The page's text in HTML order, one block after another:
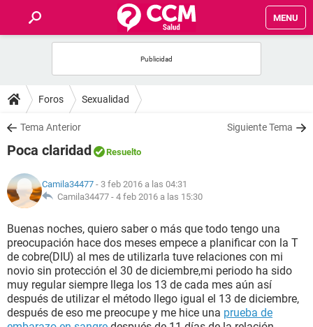
MENU
FOROS
SALUD
NUTRICIÓN
BIENESTAR
SEXUALIDAD
GLOSARIO
Foros Sexualidad
Tema Anterior Siguiente Tema
Poca claridad Resuelto
Camila34477 - 3 feb 2016 a las 04:31
Camila34477 - 4 feb 2016 a las 15:30
Buenas noches, quiero saber o más que todo tengo una
preocupación hace dos meses empece a planificar con la T
de cobre(DIU) al mes de utilizarla tuve relaciones con mi
novio sin protección el 30 de diciembre,mi periodo ha sido
muy regular siempre llega los 13 de cada mes aún así
después de utilizar el método llego igual el 13 de diciembre,
después de eso me preocupe y me hice una prueba de